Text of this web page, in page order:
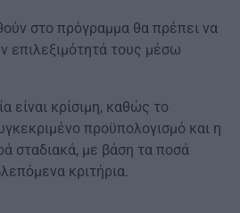
στο πρόγραμμα θα πρέπει να
επιλεξιμότητά τους μέσω
είναι κρίσιμη, καθώς το
προϋπολογισμό και η
σταδιακά, με βάση τα ποσά
κριτήρια.